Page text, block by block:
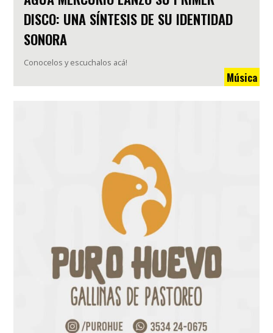
DISCO: UNA SÍNTESIS DE SU IDENTIDAD
SONORA
Conocelos y escuchalos acá!
Música